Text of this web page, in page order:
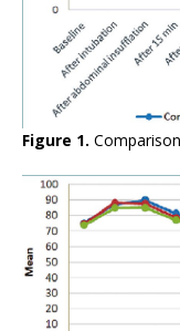
Figure 1.